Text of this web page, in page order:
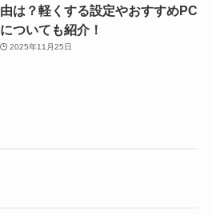
由は？軽くする設定やおすすめPC
についても紹介！
2025年11月25日